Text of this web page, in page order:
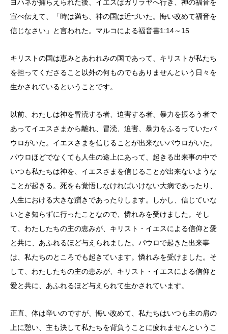
ヨハネが捕らえられた後、イエスはガリラヤへ行き、神の福音を
宣べ伝えて、「時は満ち、神の国は近づいた。悔い改めて福音を
信じなさい」と言われた。マルコによる福音書1:14～15
キリストの国は恵みとあわれみの国であって、キリストが私たち
を担ってくださること以外の何ものでもありませんという日々を
生かされているということです。
以前、わたしは神を冒涜する者、迫害する者、暴力を振るう者で
あってイエスさまから離れ、冒涜、迫害、暴力をふるっていたパ
ウロがいた。イエスさまを信じることが出来ないパウロがいた。
パウロほどでなくても人生の途上にあって、起きる出来事の中で
いつも私たちは神を、イエスさまを信じることが出来ないような
ことが起きる。死をも覚悟しなければいけない大病であったり、
人生における大きな躓きであったりします。しかし、信じていな
いとき知らずに行ったことなので、憐れみを受けました。そし
て、わたしたちの主の恵みが、キリスト・イエスによる信仰と愛
と共に、あふれるほど与えられました。パウロで起きた出来事
は、私たちのところでも起きています。憐れみを受けました。そ
して、わたしたちの主の恵みが、キリスト・イエスによる信仰と
愛と共に、あふれるほど与えられて生かされています。
正直、体は辛いのですが、悔い改めて、私たちはいつも主の肩の
上に憩い、主も決して私たちを背負うことに疲れませんというこ